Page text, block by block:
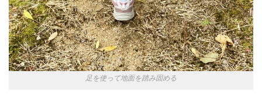
足を使って地面を踏み固める